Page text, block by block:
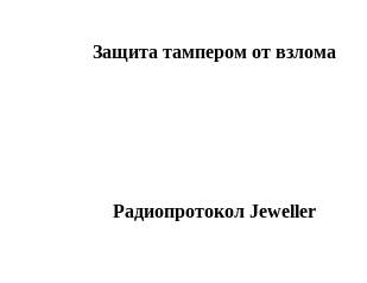
Защита тампером от взлома
Радиопротокол Jeweller